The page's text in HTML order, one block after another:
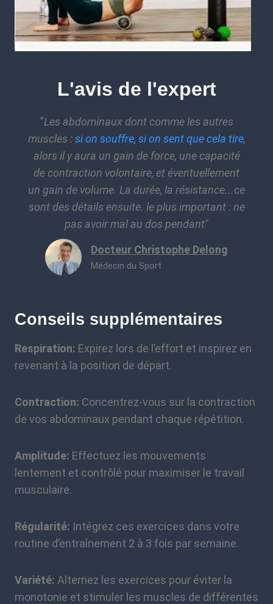
L'avis de l'expert
"Les abdominaux dont comme les autres
muscles :si on souffre, si on sent que cela tire,
alors il y aura un gain de force, une capacité
de contraction volontaire, et éventuellement
un gain de volume. La durée, la résistance...ce
sont des détails ensuite. le plus important : ne
pas avoir mal au dos pendant"
Docteur Christophe Delong
Médecin du Sport
Conseils supplémentaires
Respiration: Expirez lors de l’effort et inspirez en
revenant à la position de départ.
Contraction: Concentrez-vous sur la contraction
de vos abdominaux pendant chaque répétition.
Amplitude: Effectuez les mouvements
lentement et contrôlé pour maximiser le travail
musculaire.
Régularité: Intégrez ces exercices dans votre
routine d’entraînement 2 à 3 fois par semaine.
Variété: Alternez les exercices pour éviter la
monotonie et stimuler les muscles de différentes